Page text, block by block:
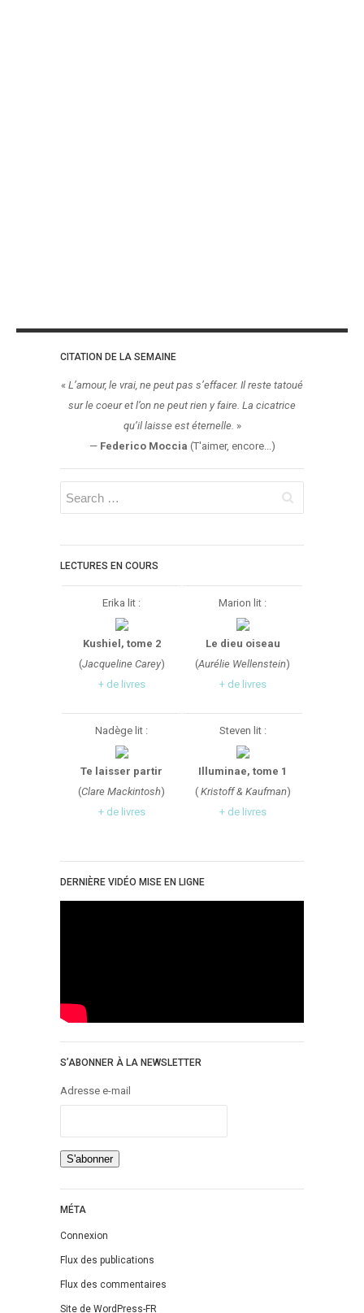
CITATION DE LA SEMAINE
« L’amour, le vrai, ne peut pas s’effacer. Il reste tatoué
sur le coeur et l’on ne peut rien y faire. La cicatrice
qu’il laisse est éternelle. »
— Federico Moccia (T'aimer, encore...)
LECTURES EN COURS
Erika lit :
Kushiel, tome 2
(Jacqueline Carey)
+ de livres
Marion lit :
Le dieu oiseau
(Aurélie Wellenstein)
+ de livres
Nadège lit :
Te laisser partir
(Clare Mackintosh)
+ de livres
Steven lit :
Illuminae, tome 1
(Kristoff & Kaufman)
+ de livres
DERNIÈRE VIDÉO MISE EN LIGNE
S’ABONNER À LA NEWSLETTER
Adresse e-mail
MÉTA
Connexion
Flux des publications
Flux des commentaires
Site de WordPress-FR